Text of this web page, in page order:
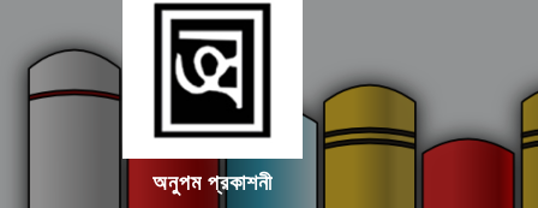
অনুপম প্রকাশনী